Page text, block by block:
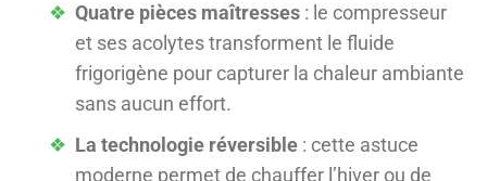
Quatre pièces maîtresses : le compresseur
et ses acolytes transforment le fluide
frigorigène pour capturer la chaleur ambiante
sans aucun effort.
La technologie réversible : cette astuce
moderne permet de chauffer l’hiver ou de